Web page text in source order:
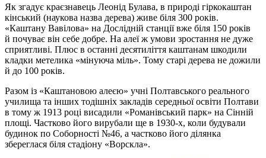
Як згадує краєзнавець Леонід Булава, в природі гіркокаштан
кінський (наукова назва дерева) живе біля 300 років.
«Каштану Вавілова» на Дослідній станції вже біля 150 років
й почуває він себе добре. На алеї ж умови зростання не дуже
сприятливі. Плюс в останні десятиліття каштанам шкодили
кладки метелика «мінуюча міль». Тому старі дерева не дожили
й до 100 років.
Разом із «Каштановою алеєю» учні Полтавського реального
училища та інших тодішніх закладів середньої освіти Полтави
в тому ж 1913 році висадили «Романівський парк» на Сінній
площі. Частково його вирубали ще в 1930-х, коли будували
будинок по Соборності №46, а частково його ділянка
збереглася біля стадіону «Ворскла».